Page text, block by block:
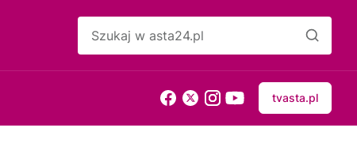
tvasta.pl